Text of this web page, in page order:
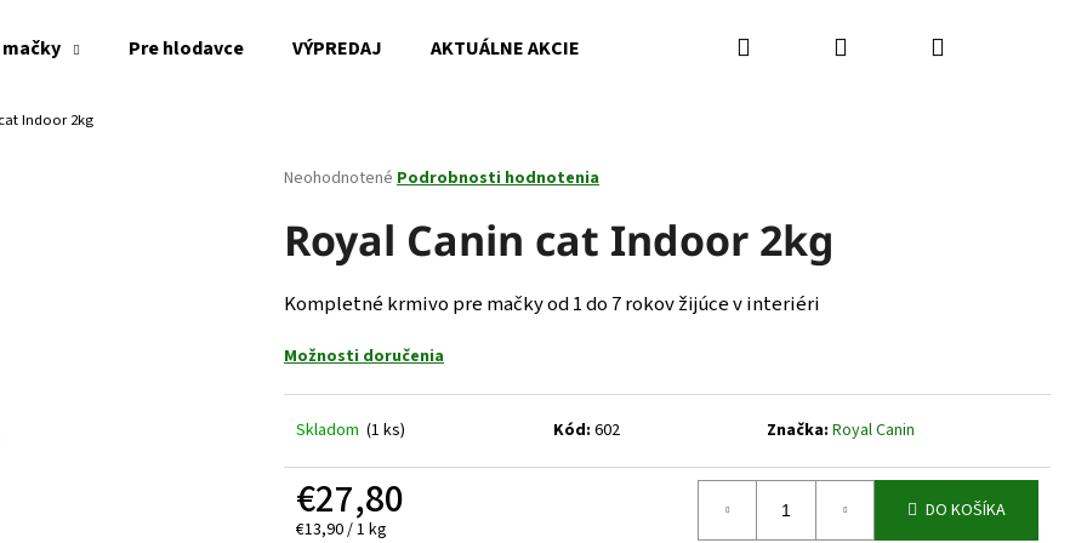
Pre hlodavce VÝPREDAJ AKTUÁLNE AKCIE Kamenná predajňa Kontakty
Hľadať PrihlásenieNákupný
Indoor 2kg
Priemerné
produktu
je
z
5
Neohodnotené Podrobnosti hodnotenia
Royal Canin cat Indoor 2kg
Kompletné krmivo pre mačky od 1 do 7 rokov žijúce v interiéri
Možnosti doručenia
Skladom (1 ks) Kód: 602 Značka:Royal Canin
€27,80
Jednotková
€13,90 / 1 kg
DO KOŠÍKA
Čo potrebujete nájsť?
HĽADAŤ
Nasledujúce